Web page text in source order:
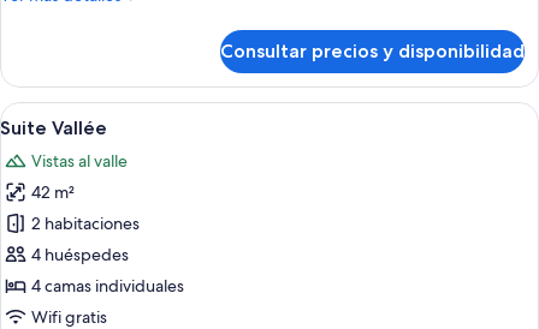
Village
Consultar precios y disponibilidad
Abrir
todas
las
fotos
de
Suite
Vallée
Suite Vallée | Ropa de cama de alta
1
Suite Vallée
Vistas al valle
42 m²
2 habitaciones
4 huéspedes
4 camas individuales
Wifi gratis